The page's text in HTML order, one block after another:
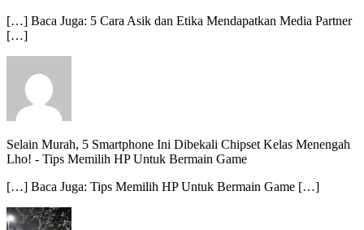
[…] Baca Juga: 5 Cara Asik dan Etika Mendapatkan Media Partner
[…]
Selain Murah, 5 Smartphone Ini Dibekali Chipset Kelas Menengah
Lho! - Tips Memilih HP Untuk Bermain Game
[…] Baca Juga: Tips Memilih HP Untuk Bermain Game […]